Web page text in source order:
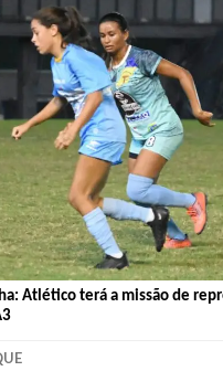
Atlético terá a missão de